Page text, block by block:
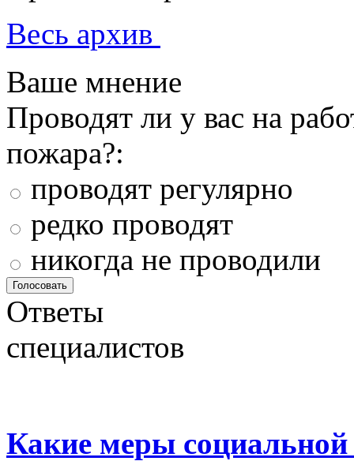
Весь архив
Ваше мнение
Проводят ли у вас на
пожара?:
проводят регулярно
редко проводят
никогда не проводили
Ответы
специалистов
Какие меры